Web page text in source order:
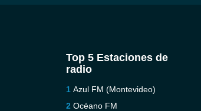
Top 5 Estaciones de
radio
Azul FM (Montevideo)
Océano FM